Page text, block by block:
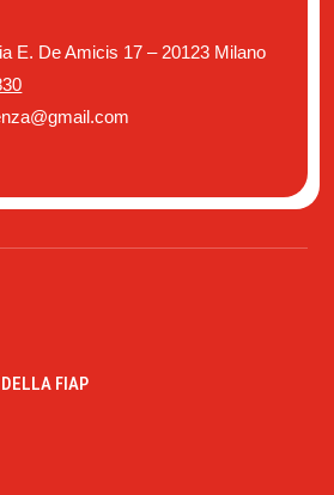
E. De Amicis 17 – 20123 Milano
FIAP